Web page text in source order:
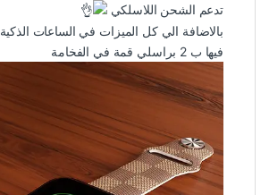
تدعم الشحن اللاسلكي
بالاضافة الي كل الميزات في الساعات الذكية
فيها ب 2 براسلي قمة في الفخامة